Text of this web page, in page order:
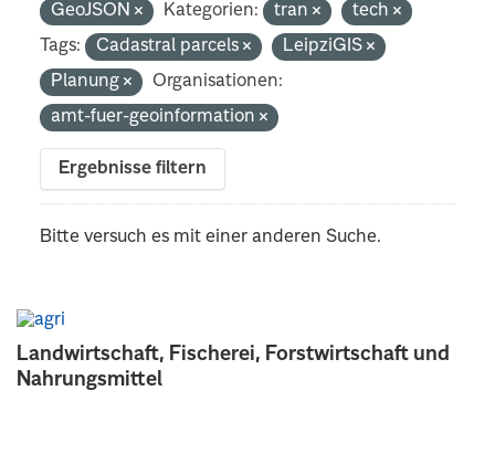
Landwirtschaft, Fischerei, Forstwirtschaft und
Nahrungsmittel
GeoJSON
Kategorien: tran
tech
Tags:
Cadastral parcels
LeipziGIS
Planung
Organisationen:
amt-fuer-geoinformation
Ergebnisse filtern
Bitte versuch es mit einer anderen Suche.